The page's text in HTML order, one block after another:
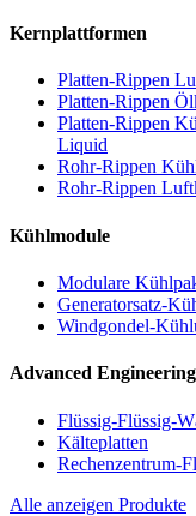
Kernplattformen
Platten-Rippen
Platten-Rippen
Platten-Rippen
Liquid
Rohr-Rippen
Rohr-Rippen
Kühlmodule
Modulare
Generatorsatz-
Windgondel-
Advanced Engineering
Flüssig-Flüssig-
Kälteplatten
Rechenzentrum-
Alle anzeigen Produkte